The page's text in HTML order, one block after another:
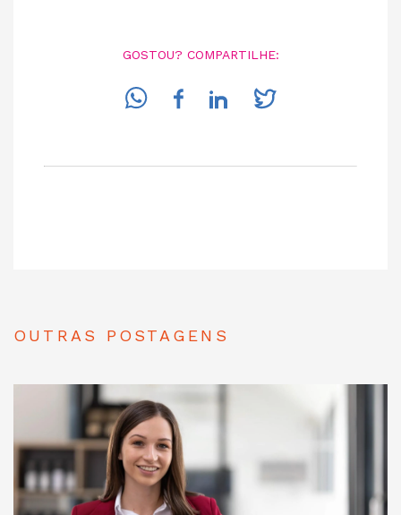
GOSTOU? COMPARTILHE:
OUTRAS POSTAGENS